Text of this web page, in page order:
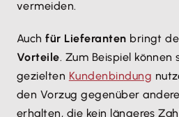
vermeiden.
Auchfür Lieferanten bringt
Vorteile. Zum Beispiel können
gezielten Kundenbindung
den Vorzug gegenüber
erhalten, die kein längeres